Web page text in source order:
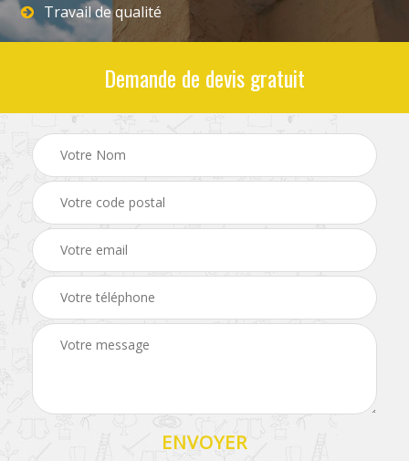
Travail de qualité
Demande de devis gratuit